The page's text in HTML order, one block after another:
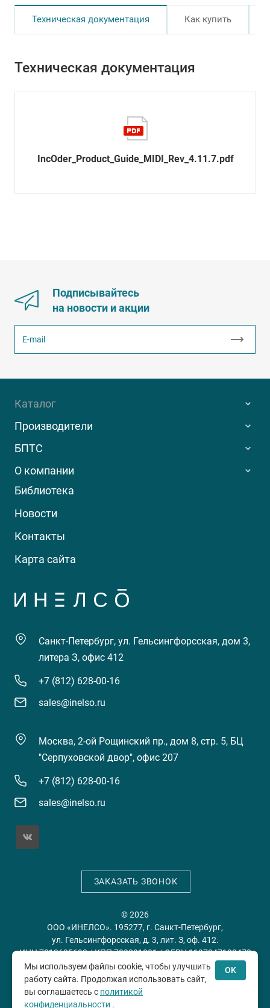
Техническая документация Как купить
Техническая документация
IncOder_Product_Guide_MIDI_Rev_4.11.7.pdf
Подписывайтесь
на новости и акции
Каталог
Производители
БПТС
О компании
Библиотека
Новости
Контакты
Карта сайта
Санкт-Петербург, ул. Гельсингфорсская, дом 3,
литера З, офис 412
+7 (812) 628-00-16
sales@inelso.ru
Москва, 2-ой Рощинский пр., дом 8, стр. 5, БЦ
"Серпуховской двор", офис 207
+7 (812) 628-00-16
sales@inelso.ru
ЗАКАЗАТЬ ЗВОНОК
© 2026
ООО «ИНЕЛСО». 195277, г. Санкт-Петербург,
ул. Гельсингфорсская, д. 3, лит. З, оф. 412.
ИНН 7813635698 / КПП 780201001 / ОГРН 1197847128478
Политика конфиденциальности
соглашение
Мы используем файлы cookie, чтобы улучшить
работу сайта. Продолжая использовать сайт,
вы соглашаетесь с политикой
конфиденциальности .
OK